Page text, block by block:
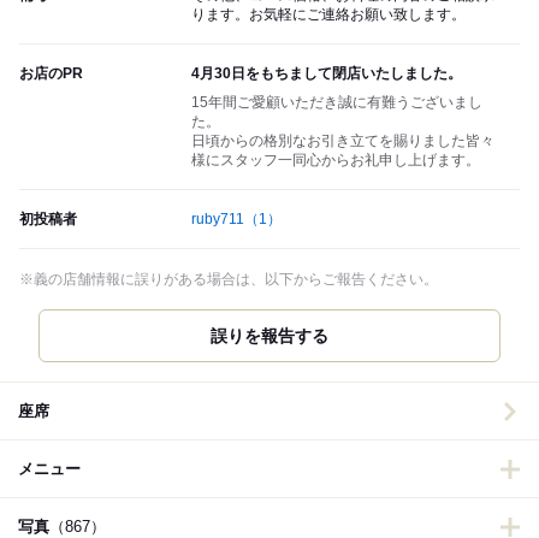
ります。お気軽にご連絡お願い致します。
お店のPR
4月30日をもちまして閉店いたしました。
15年間ご愛顧いただき誠に有難うございまし
た。
日頃からの格別なお引き立てを賜りました皆々
様にスタッフ一同心からお礼申し上げます。
初投稿者 ruby711 （1）
※義の店舗情報に誤りがある場合は、以下からご報告ください。
誤りを報告する
座席
メニュー
写真 （867）